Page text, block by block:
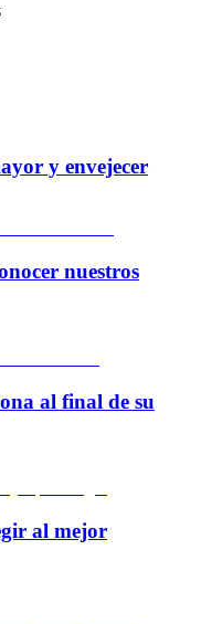
y envejecer
nuestros
al final de su
al mejor